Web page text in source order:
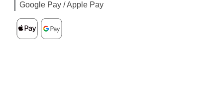
Google Pay / Apple Pay